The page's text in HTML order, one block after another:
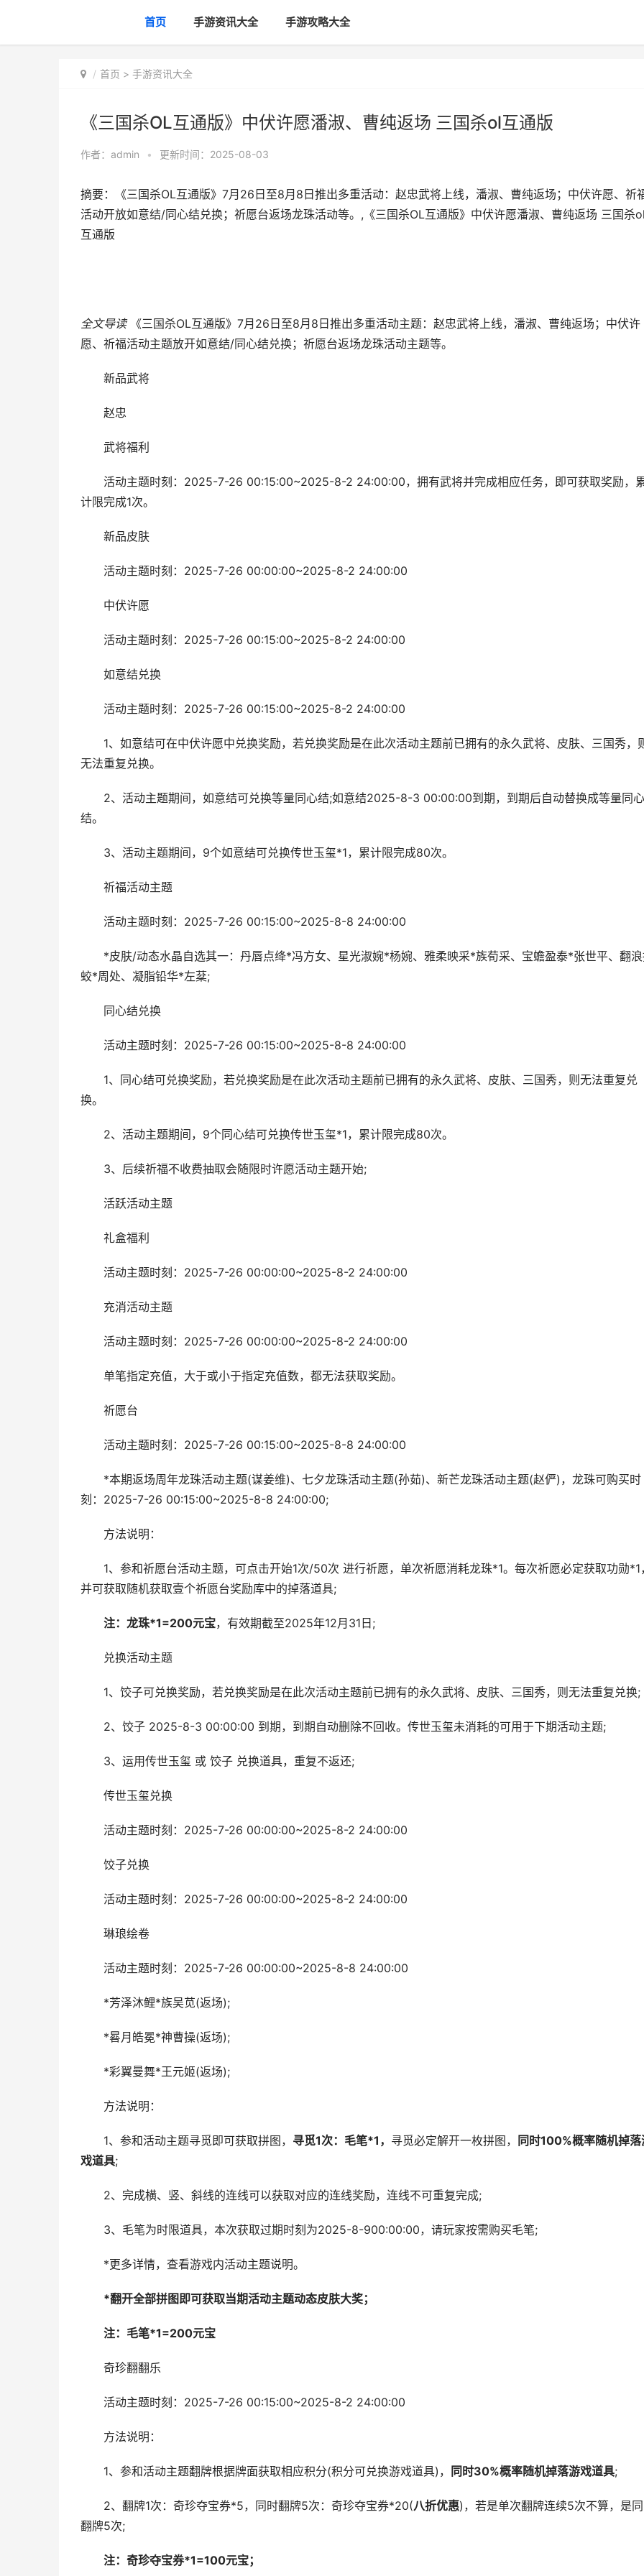
首页 手游资讯大全 手游攻略大全
首页 > 手游资讯大全
《三国杀OL互通版》中伏许愿潘淑、曹纯返场 三国杀ol互通版
作者： admin • 更新时间：2025-08-03
摘要：《三国杀OL互通版》7月26日至8月8日推出多重活动：赵忠武将上线，潘淑、曹纯返场；中伏许愿、祈
活动开放如意结/同心结兑换；祈愿台返场龙珠活动等。,《三国杀OL互通版》中伏许愿潘淑、曹纯返场 三国杀
互通版
全文导读《三国杀OL互通版》7月26日至8月8日推出多重活动主题：赵忠武将上线，潘淑、曹纯返场；中伏许
愿、祈福活动主题放开如意结/同心结兑换；祈愿台返场龙珠活动主题等。
新品武将
赵忠
武将福利
活动主题时刻：2025-7-26 00:15:00~2025-8-2 24:00:00，拥有武将并完成相应任务，即可获取奖励，
计限完成1次。
新品皮肤
活动主题时刻：2025-7-26 00:00:00~2025-8-2 24:00:00
中伏许愿
活动主题时刻：2025-7-26 00:15:00~2025-8-2 24:00:00
如意结兑换
活动主题时刻：2025-7-26 00:15:00~2025-8-2 24:00:00
1、如意结可在中伏许愿中兑换奖励，若兑换奖励是在此次活动主题前已拥有的永久武将、皮肤、三国秀，
无法重复兑换。
2、活动主题期间，如意结可兑换等量同心结;如意结2025-8-3 00:00:00到期，到期后自动替换成等量同心
结。
3、活动主题期间，9个如意结可兑换传世玉玺*1，累计限完成80次。
祈福活动主题
活动主题时刻：2025-7-26 00:15:00~2025-8-8 24:00:00
*皮肤/动态水晶自选其一：丹唇点绛*冯方女、星光淑婉*杨婉、雅柔映采*族荀采、宝蟾盈泰*张世平、翻
蛟*周处、凝脂铅华*左棻;
同心结兑换
活动主题时刻：2025-7-26 00:15:00~2025-8-8 24:00:00
1、同心结可兑换奖励，若兑换奖励是在此次活动主题前已拥有的永久武将、皮肤、三国秀，则无法重复兑
换。
2、活动主题期间，9个同心结可兑换传世玉玺*1，累计限完成80次。
3、后续祈福不收费抽取会随限时许愿活动主题开始;
活跃活动主题
礼盒福利
活动主题时刻：2025-7-26 00:00:00~2025-8-2 24:00:00
充消活动主题
活动主题时刻：2025-7-26 00:00:00~2025-8-2 24:00:00
单笔指定充值，大于或小于指定充值数，都无法获取奖励。
祈愿台
活动主题时刻：2025-7-26 00:15:00~2025-8-8 24:00:00
*本期返场周年龙珠活动主题(谋姜维)、七夕龙珠活动主题(孙茹)、新芒龙珠活动主题(赵俨)，龙珠可购买时
刻：2025-7-26 00:15:00~2025-8-8 24:00:00;
方法说明：
1、参和祈愿台活动主题，可点击开始1次/50次 进行祈愿，单次祈愿消耗龙珠*1。每次祈愿必定获取功勋*1
并可获取随机获取壹个祈愿台奖励库中的掉落道具;
注：龙珠*1=200元宝，有效期截至2025年12月31日;
兑换活动主题
1、饺子可兑换奖励，若兑换奖励是在此次活动主题前已拥有的永久武将、皮肤、三国秀，则无法重复兑换;
2、饺子 2025-8-3 00:00:00 到期，到期自动删除不回收。传世玉玺未消耗的可用于下期活动主题;
3、运用传世玉玺 或 饺子 兑换道具，重复不返还;
传世玉玺兑换
活动主题时刻：2025-7-26 00:00:00~2025-8-2 24:00:00
饺子兑换
活动主题时刻：2025-7-26 00:00:00~2025-8-2 24:00:00
琳琅绘卷
活动主题时刻：2025-7-26 00:00:00~2025-8-8 24:00:00
*芳泽沐鲤*族吴苋(返场);
*晷月皓冕*神曹操(返场);
*彩翼曼舞*王元姬(返场);
方法说明：
1、参和活动主题寻觅即可获取拼图， 寻觅1次：毛笔*1， 寻觅必定解开一枚拼图，
同时100%概率随机掉落
戏道具;
2、完成横、竖、斜线的连线可以获取对应的连线奖励，连线不可重复完成;
3、毛笔为时限道具，本次获取过期时刻为2025-8-900:00:00，请玩家按需购买毛笔;
*更多详情，查看游戏内活动主题说明。
*翻开全部拼图即可获取当期活动主题动态皮肤大奖；
注：毛笔*1=200元宝
奇珍翻翻乐
活动主题时刻：2025-7-26 00:15:00~2025-8-2 24:00:00
方法说明：
1、参和活动主题翻牌根据牌面获取相应积分(积分可兑换游戏道具)， 同时30%概率随机掉落游戏道具;
2、翻牌1次：奇珍夺宝券*5，同时翻牌5次：奇珍夺宝券*20(八折优惠)，若是单次翻牌连续5次不算，是
翻牌5次;
注：奇珍夺宝券*1=100元宝；